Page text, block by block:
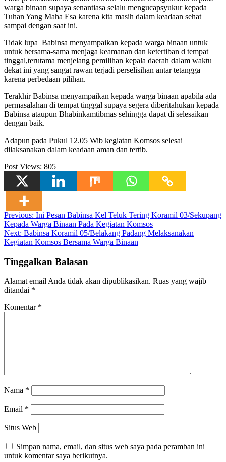
warga binaan supaya senantiasa selalu mengucapsyukur kepada
Tuhan Yang Maha Esa karena kita masih dalam keadaan sehat
sampai dengan saat ini.
Tidak lupa Babinsa menyampaikan kepada warga binaan untuk
untuk bersama-sama menjaga keamanan dan ketertiban d tempat
tinggal,terutama menjelang pemilihan kepala daerah dalam waktu
dekat ini yang sangat rawan terjadi perselisihan antar tetangga
karena perbedaan pilihan.
Terakhir Babinsa menyampaikan kepada warga binaan apabila ada
permasalahan di tempat tinggal supaya segera diberitahukan kepada
Babinsa ataupun Bhabinkamtibmas sehingga dapat di selesaikan
dengan baik.
Adapun pada Pukul 12.05 Wib kegiatan Komsos selesai
dilaksanakan dalam keadaan aman dan tertib.
Post Views: 805
Navigasi
pos
Previous: Ini Pesan Babinsa Kel Teluk Tering Koramil 03/Sekupang
Kepada Warga Binaan Pada Kegiatan Komsos
Next: Babinsa Koramil 05/Belakang Padang Melaksanakan
Kegiatan Komsos Bersama Warga Binaan
Tinggalkan Balasan
Alamat email Anda tidak akan dipublikasikan. Ruas yang wajib
ditandai *
Komentar *
Nama *
Email *
Situs Web
Simpan nama, email, dan situs web saya pada peramban ini
untuk komentar saya berikutnya.